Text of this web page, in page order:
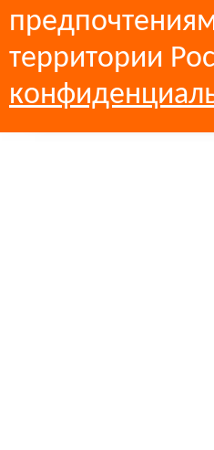
территории